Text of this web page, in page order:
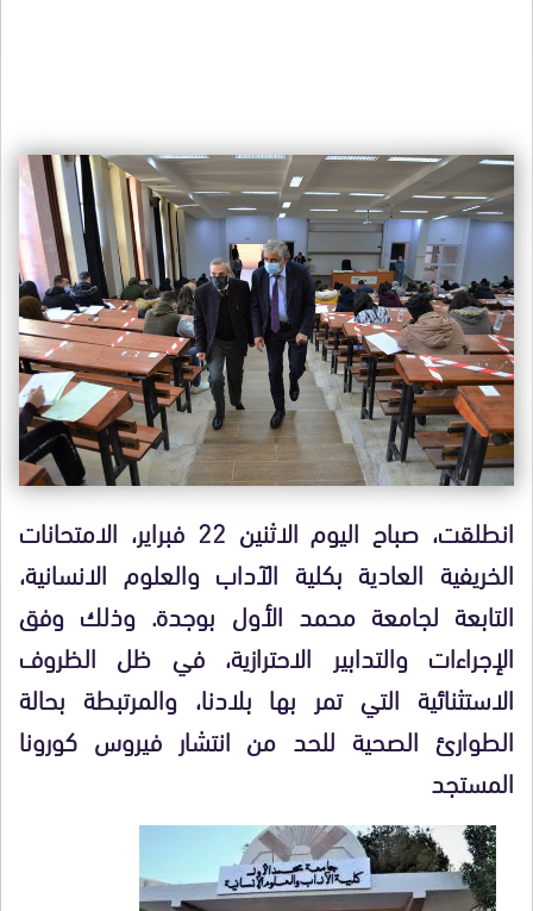
انطلقت، صباح اليوم الاثنين 22 فبراير، الامتحانات
الخريفية العادية بكلية الآداب والعلوم الانسانية،
التابعة لجامعة محمد الأول بوجدة. وذلك وفق
الإجراءات والتدابير الاحترازية، في ظل الظروف
الاستثنائية التي تمر بها بلادنا، والمرتبطة بحالة
الطوارئ الصحية للحد من انتشار فيروس كورونا
المستجد